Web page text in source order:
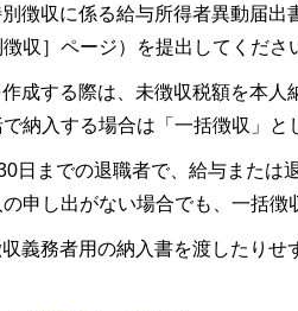
別徴収に係る給与所得者異動届
収］ページ）を提出してくださ
成する際は、未徴収税額を本
納入する場合は「一括徴収」と
までの退職者で、給与または
申し出がない場合でも、一括徴
務者用の納入書を渡したりせ